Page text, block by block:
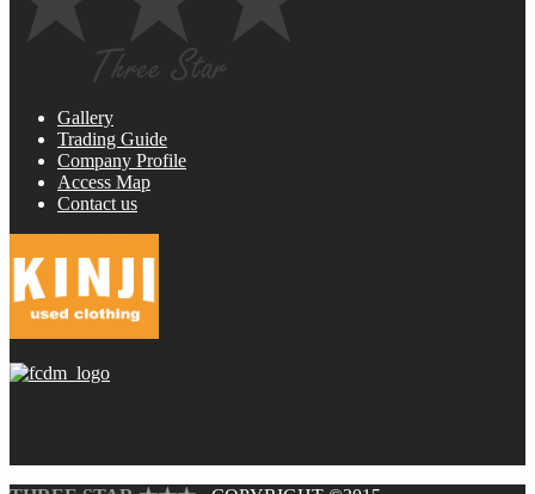
Gallery
Trading Guide
Company Profile
Access Map
Contact us